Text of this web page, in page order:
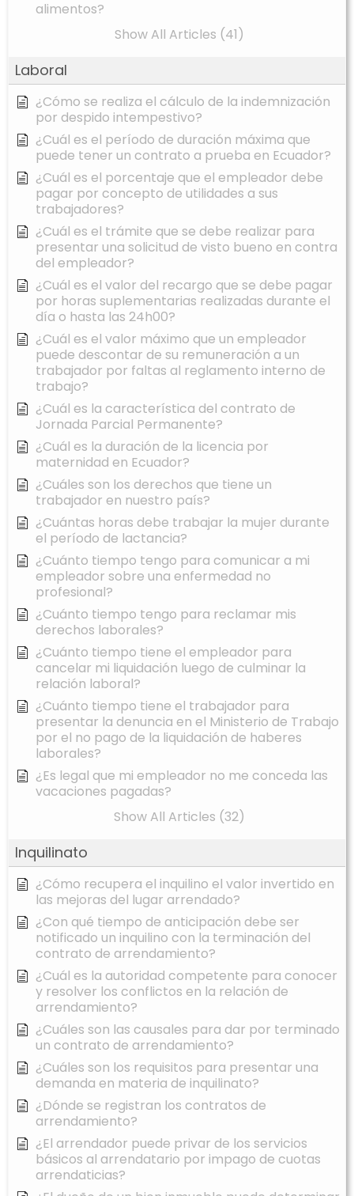
alimentos?
Show All Articles (41)
Laboral
¿Cómo se realiza el cálculo de la indemnización
por despido intempestivo?
¿Cuál es el período de duración máxima que
puede tener un contrato a prueba en Ecuador?
¿Cuál es el porcentaje que el empleador debe
pagar por concepto de utilidades a sus
trabajadores?
¿Cuál es el trámite que se debe realizar para
presentar una solicitud de visto bueno en contra
del empleador?
¿Cuál es el valor del recargo que se debe pagar
por horas suplementarias realizadas durante el
día o hasta las 24h00?
¿Cuál es el valor máximo que un empleador
puede descontar de su remuneración a un
trabajador por faltas al reglamento interno de
trabajo?
¿Cuál es la característica del contrato de
Jornada Parcial Permanente?
¿Cuál es la duración de la licencia por
maternidad en Ecuador?
¿Cuáles son los derechos que tiene un
trabajador en nuestro país?
¿Cuántas horas debe trabajar la mujer durante
el período de lactancia?
¿Cuánto tiempo tengo para comunicar a mi
empleador sobre una enfermedad no
profesional?
¿Cuánto tiempo tengo para reclamar mis
derechos laborales?
¿Cuánto tiempo tiene el empleador para
cancelar mi liquidación luego de culminar la
relación laboral?
¿Cuánto tiempo tiene el trabajador para
presentar la denuncia en el Ministerio de Trabajo
por el no pago de la liquidación de haberes
laborales?
¿Es legal que mi empleador no me conceda las
vacaciones pagadas?
Show All Articles (32)
Inquilinato
¿Cómo recupera el inquilino el valor invertido en
las mejoras del lugar arrendado?
¿Con qué tiempo de anticipación debe ser
notificado un inquilino con la terminación del
contrato de arrendamiento?
¿Cuál es la autoridad competente para conocer
y resolver los conflictos en la relación de
arrendamiento?
¿Cuáles son las causales para dar por terminado
un contrato de arrendamiento?
¿Cuáles son los requisitos para presentar una
demanda en materia de inquilinato?
¿Dónde se registran los contratos de
arrendamiento?
¿El arrendador puede privar de los servicios
básicos al arrendatario por impago de cuotas
arrendaticias?